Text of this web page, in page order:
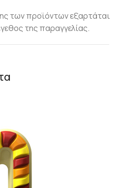
των προϊόντων εξαρτάται
της παραγγελίας.